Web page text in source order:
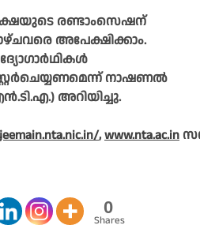
രണ്ടാംസെഷന്
അപേക്ഷിക്കാം.
നാഷണൽ
അറിയിച്ചു.
,www.nta.ac.in
0
Shares